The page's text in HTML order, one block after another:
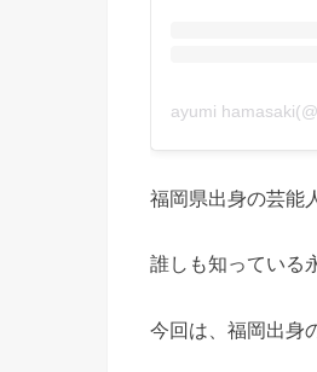
ayumi
福岡県出身の芸能
誰しも知っている
今回は、福岡出